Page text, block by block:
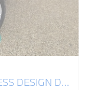
(U11) X1 SDRIVE 18I 136CH M BUSINESS DESIGN DKG7